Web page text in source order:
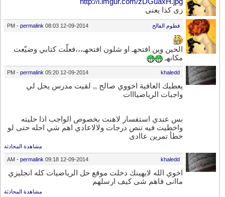
http://i.imgur.com/zDGuaxH.jpg
زي كذا يعني
12-09-2014
08:03 PM
-permalink فطوم الفالح
الحين وين افتحهـ او شلون افتحهـ،،،فعلّت كتابي وضيّعت
مكانهـ
12-09-2014
05:20 PM
-permalink khaledd
يعطيك العافية اخووي صالح ,, لقيت مدرس يحل لي
واجبات الرياضيااات
بس عندي استفسار لاهنت بخصوص الواجب اذا حليته
واخطيت فيه تنص درجات ولالاعادي اهم شي احله حتى لو
خطأ تمرين عاادي
مشاهدة المحادثة
12-09-2014
09:18 AM
-permalink khaledd
اخوي الله ﻻيهينك دخلت موقع حل الرياضيات كله انجليزي
مااني فاهم شي كيف ارسلهم
مشاهدة المحادثة